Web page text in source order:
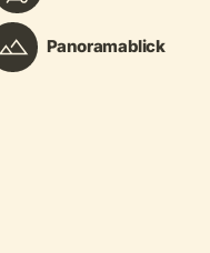
Panoramablick